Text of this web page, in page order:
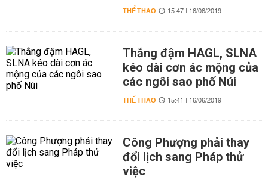
THỂ THAO 15:47 | 16/06/2019
Thắng đậm HAGL, SLNA
kéo dài cơn ác mộng của
các ngôi sao phố Núi
THỂ THAO 15:41 | 16/06/2019
Công Phượng phải thay
đổi lịch sang Pháp thử
việc